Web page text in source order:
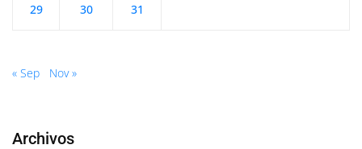
29 30 31
« Sep Nov »
Archivos